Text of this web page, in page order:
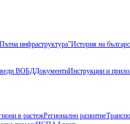
инфраструктура"История на
ВОБДДокументиИнструкции и
в растежРегионално развитие